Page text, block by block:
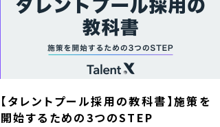
【タレントプール採用の教科書】施策を
開始するための3つのSTEP